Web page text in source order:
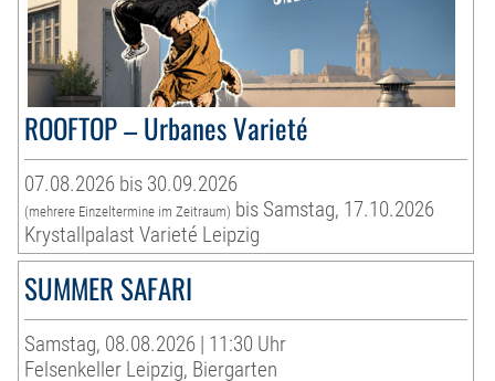
ROOFTOP – Urbanes Varieté
07.08.2026 bis 30.09.2026
(mehrere Einzeltermine im Zeitraum) bis Samstag, 17.10.2026
Krystallpalast Varieté Leipzig
SUMMER SAFARI
Samstag, 08.08.2026 | 11:30 Uhr
Felsenkeller Leipzig, Biergarten